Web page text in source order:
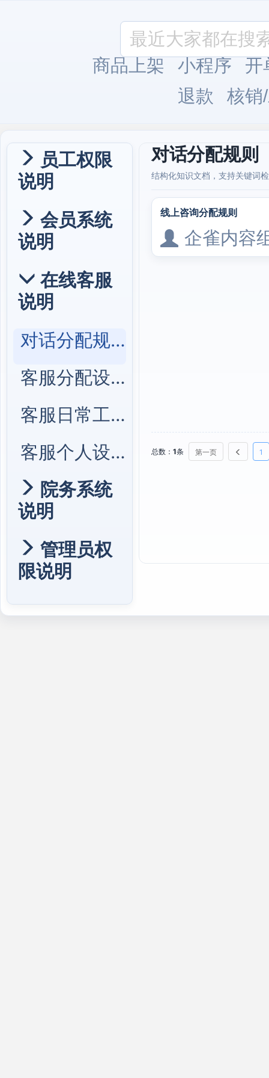
商品上架 小程序
开
退款
核销
员工权限
说明
会员系统
说明
在线客服
说明
对话分配规则
客服分配设置
客服日常工作
客服个人设置
院务系统
说明
管理员权
限说明
对话分配规则
结构化知识文档，支持关键词
线上咨询分配规则
企雀内容
总数： 1条 第一页 1